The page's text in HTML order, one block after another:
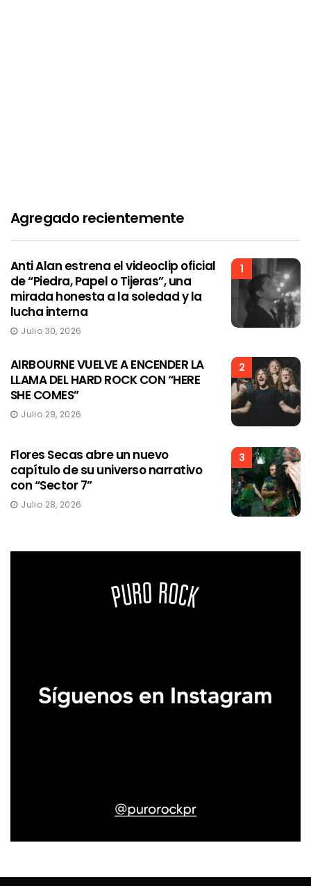
Agregado recientemente
1
Anti Alan estrena el videoclip oficial
de “Piedra, Papel o Tijeras”, una
mirada honesta a la soledad y la
lucha interna
Julio 30, 2026
2
AIRBOURNE VUELVE A ENCENDER LA
LLAMA DEL HARD ROCK CON “HERE
SHE COMES”
Julio 29, 2026
3
Flores Secas abre un nuevo
capítulo de su universo narrativo
con “Sector 7”
Julio 28, 2026